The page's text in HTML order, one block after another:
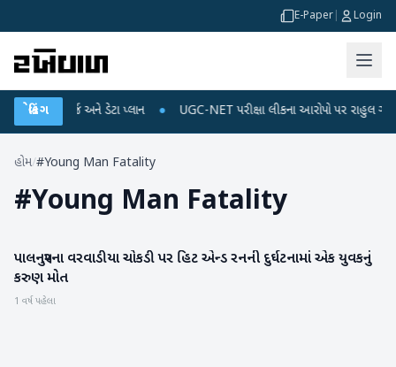
E-Paper Login
બ્રેકિંગ
રિચાર્જ અને ડેટા પ્લાન ● UGC-NET પરીક્ષા લીકના આરોપો પર રાહુલ ગાંધીએ
હોમ/#Young Man Fatality
#Young Man Fatality
બનાસકાંઠા
પાલનપુરના વરવાડીયા ચોકડી પર હિટ એન્ડ રનની દુર્ઘટનામાં એક યુવકનું
કરુણ મોત
1 વર્ષ પહેલા